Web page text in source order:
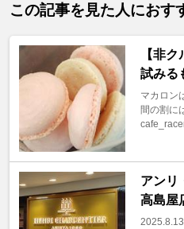
この記事を見た人におす
【非
試みる
マカロン
間の割に
アンリ
高島屋